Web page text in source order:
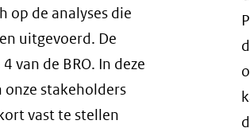
op de analyses die
uitgevoerd. De
van de BRO. In deze
stakeholders
vast te stellen